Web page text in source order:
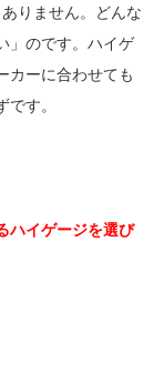
りません。どんな
」のです。ハイゲ
カーに合わせても
す。
ハイゲージを選び